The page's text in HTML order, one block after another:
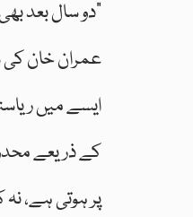
“دو سال بعد
عمران خان کی
ایسے میں
کے ذریعے
پر ہوتی ہے،